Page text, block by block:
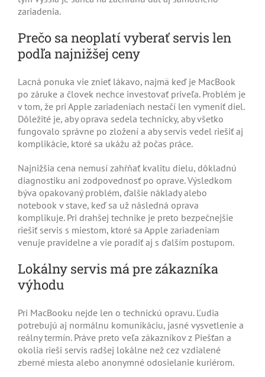
zariadenia.
Prečo sa neoplatí vyberať servis len
podľa najnižšej ceny
Lacná ponuka vie znieť lákavo, najmä keď je MacBook
po záruke a človek nechce investovať priveľa. Problém je
v tom, že pri Apple zariadeniach nestačí len vymeniť diel.
Dôležité je, aby oprava sedela technicky, aby všetko
fungovalo správne po zložení a aby servis vedel riešiť aj
komplikácie, ktoré sa ukážu až počas práce.
Najnižšia cena nemusí zahŕňať kvalitu dielu, dôkladnú
diagnostiku ani zodpovednosť po oprave. Výsledkom
býva opakovaný problém, ďalšie náklady alebo
notebook v stave, keď sa už následná oprava
komplikuje. Pri drahšej technike je preto bezpečnejšie
riešiť servis s miestom, ktoré sa Apple zariadeniam
venuje pravidelne a vie poradiť aj s ďalším postupom.
Lokálny servis má pre zákazníka
výhodu
Pri MacBooku nejde len o technickú opravu. Ľudia
potrebujú aj normálnu komunikáciu, jasné vysvetlenie a
reálny termín. Práve preto veľa zákazníkov z Piešťan a
okolia rieši servis radšej lokálne než cez vzdialené
zberné miesta alebo anonymné odosielanie kuriérom.